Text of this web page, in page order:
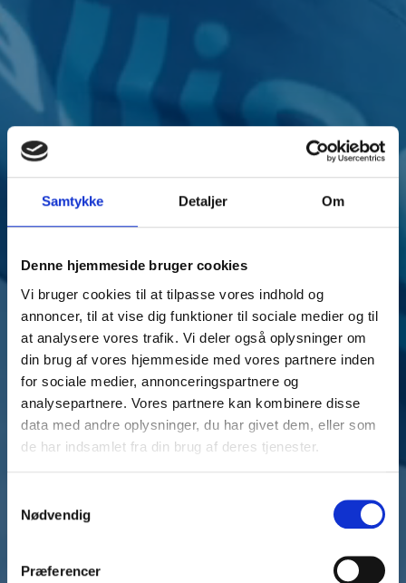
Samtykke Detaljer Om
Denne hjemmeside bruger cookies
Vi bruger cookies til at tilpasse vores indhold og
annoncer, til at vise dig funktioner til sociale medier og til
at analysere vores trafik. Vi deler også oplysninger om
din brug af vores hjemmeside med vores partnere inden
for sociale medier, annonceringspartnere og
analysepartnere. Vores partnere kan kombinere disse
data med andre oplysninger, du har givet dem, eller som
de har indsamlet fra din brug af deres tjenester.
Nødvendig
Præferencer